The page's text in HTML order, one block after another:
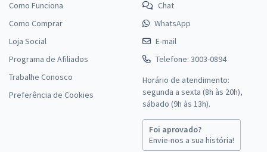
Como Funciona
Como Comprar
Loja Social
Programa de Afiliados
Trabalhe Conosco
Preferência de Cookies
Chat
WhatsApp
E-mail
Telefone: 3003-0894
Horário de atendimento:
segunda a sexta (8h às 20h),
sábado (9h às 13h).
Foi aprovado?
Envie-nos a sua história!